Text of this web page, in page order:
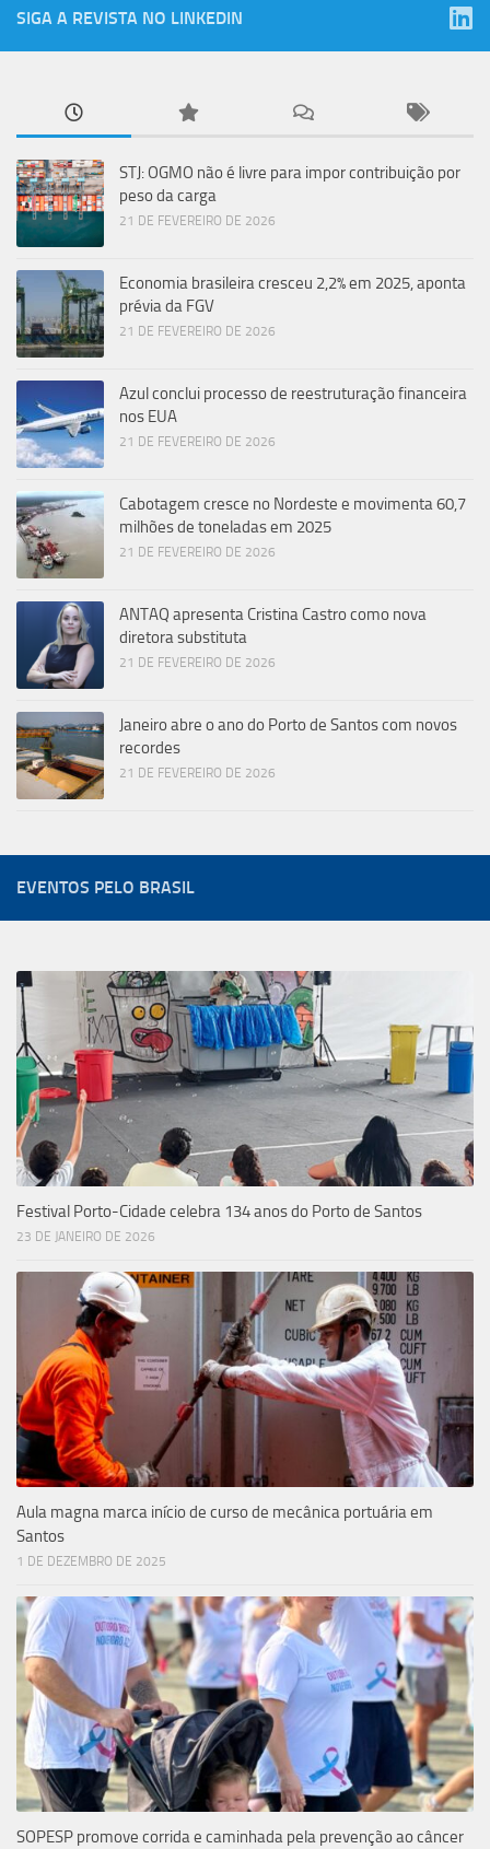
SIGA A REVISTA NO LINKEDIN
STJ: OGMO não é livre para impor contribuição por
peso da carga
21 DE FEVEREIRO DE 2026
Economia brasileira cresceu 2,2% em 2025, aponta
prévia da FGV
21 DE FEVEREIRO DE 2026
Azul conclui processo de reestruturação financeira
nos EUA
21 DE FEVEREIRO DE 2026
Cabotagem cresce no Nordeste e movimenta 60,7
milhões de toneladas em 2025
21 DE FEVEREIRO DE 2026
ANTAQ apresenta Cristina Castro como nova
diretora substituta
21 DE FEVEREIRO DE 2026
Janeiro abre o ano do Porto de Santos com novos
recordes
21 DE FEVEREIRO DE 2026
EVENTOS PELO BRASIL
Festival Porto-Cidade celebra 134 anos do Porto de Santos
23 DE JANEIRO DE 2026
Aula magna marca início de curso de mecânica portuária em
Santos
1 DE DEZEMBRO DE 2025
SOPESP promove corrida e caminhada pela prevenção ao câncer